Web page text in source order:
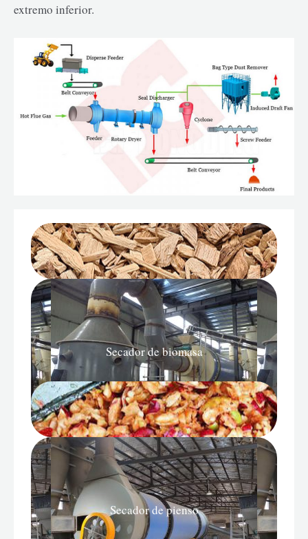
extremo inferior.
Secador de biomasa
Más
Secador de pienso